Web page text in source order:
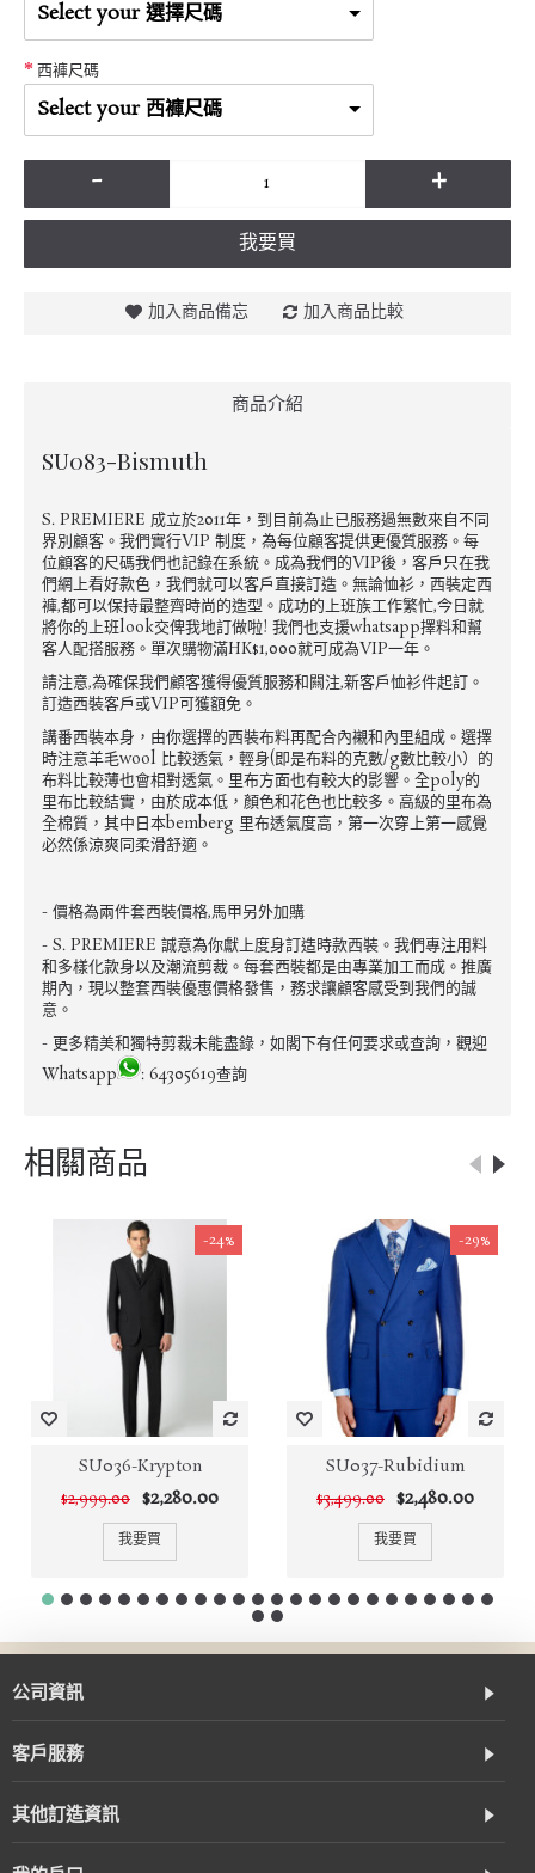
Select your 選擇尺碼
西褲尺碼
Select your 西褲尺碼
- +
我要買
加入商品備忘 加入商品比較
商品介紹
SU083-Bismuth
S. PREMIERE 成立於2011年，到目前為止已服務過無數來自不同
界別顧客。我們實行VIP 制度，為每位顧客提供更優質服務。每
位顧客的尺碼我們也記錄在系統。成為我們的VIP後，客戶只在我
們網上看好款色，我們就可以客戶直接訂造。無論恤衫，西裝定西
褲,都可以保持最整齊時尚的造型。成功的上班族工作繁忙,今日就
將你的上班look交俾我地訂做啦! 我們也支援whatsapp擇料和幫
客人配搭服務。單次購物滿HK$1,000就可成為VIP一年。
請注意,為確保我們顧客獲得優質服務和闗注,新客戶恤衫件起訂。
訂造西裝客戶或VIP可獲額免。
講番西裝本身，由你選擇的西裝布料再配合內襯和內里組成。選擇
時注意羊毛wool 比較透氣，輕身(即是布料的克數/g數比較小）的
布料比較薄也會相對透氣。里布方面也有較大的影響。全poly的
里布比較結實，由於成本低，顏色和花色也比較多。高級的里布為
全棉質，其中日本bemberg 里布透氣度高，第一次穿上第一感覺
必然係涼爽同柔滑舒適。
- 價格為兩件套西裝價格,馬甲另外加購
- S. PREMIERE 誠意為你獻上度身訂造時款西裝。我們專注用料
和多樣化款身以及潮流剪裁。每套西裝都是由專業加工而成。推廣
期內，現以整套西裝優惠價格發售，務求讓顧客感受到我們的誠
意。
- 更多精美和獨特剪裁未能盡錄，如閣下有任何要求或查詢，觀迎
Whatsapp
: 64305619查詢
相關商品
-24%
SU036-Krypton
$2,999.00 $2,280.00
我要買
-29%
SU037-Rubidium
$3,499.00 $2,480.00
我要買
公司資訊
客戶服務
其他訂造資訊